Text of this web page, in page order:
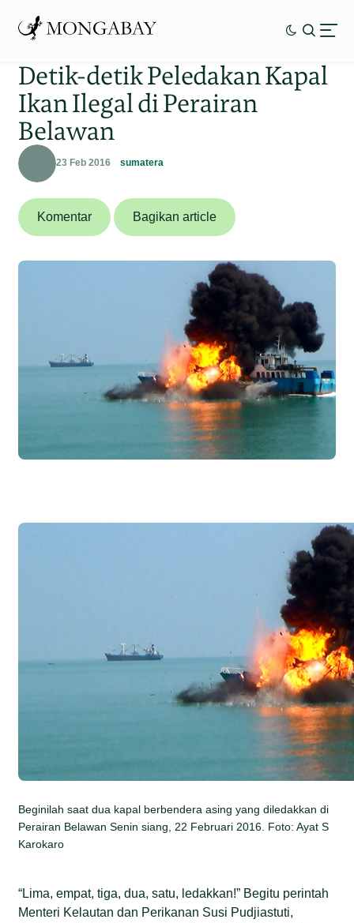
Detik-detik Peledakan Kapal
Ikan Ilegal di Perairan
Belawan
23 Feb 2016 sumatera
Komentar Bagikan article
Beginilah saat dua kapal berbendera asing yang diledakkan di
Perairan Belawan Senin siang, 22 Februari 2016. Foto: Ayat S
Karokaro
“Lima, empat, tiga, dua, satu, ledakkan!” Begitu perintah
Menteri Kelautan dan Perikanan Susi Pudjiastuti,